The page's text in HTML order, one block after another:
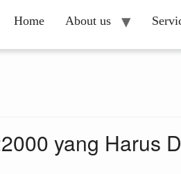
Home About us
yang Harus